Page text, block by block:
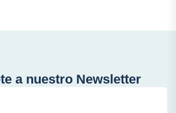
a nuestro Newsletter